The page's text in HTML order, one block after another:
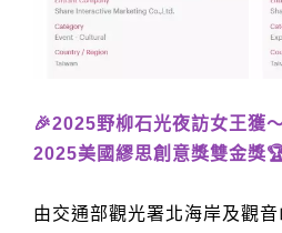
🎉2025野柳石光夜訪女王獲
2025美國繆思創意獎雙金獎
由交通部觀光署北海岸及觀